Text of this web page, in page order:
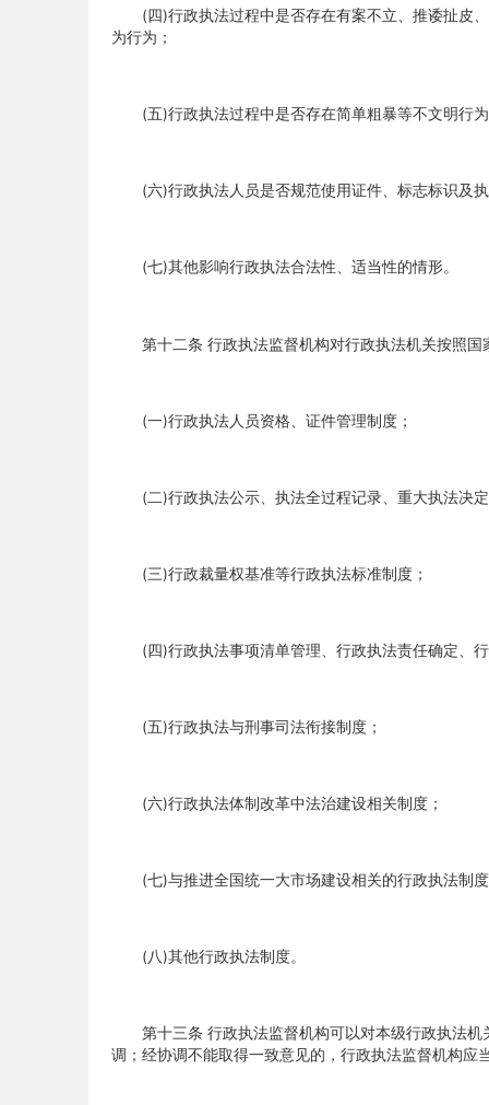
(四)行政执法过程中是否存在有案不立、推诿扯皮、
为行为；
(五)行政执法过程中是否存在简单粗暴等不文明行
(六)行政执法人员是否规范使用证件、标志标识及执
(七)其他影响行政执法合法性、适当性的情形。
第十二条 行政执法监督机构对行政执法机关按照国
(一)行政执法人员资格、证件管理制度；
(二)行政执法公示、执法全过程记录、重大执法决定
(三)行政裁量权基准等行政执法标准制度；
(四)行政执法事项清单管理、行政执法责任确定、
(五)行政执法与刑事司法衔接制度；
(六)行政执法体制改革中法治建设相关制度；
(七)与推进全国统一大市场建设相关的行政执法制
(八)其他行政执法制度。
第十三条 行政执法监督机构可以对本级行政执法机
调；经协调不能取得一致意见的，行政执法监督机构应